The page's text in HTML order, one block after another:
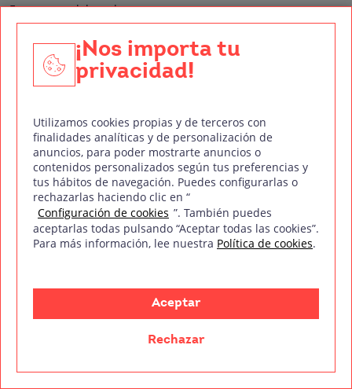
Empresas colaboradoras
Contacto
Canal ético
Formaciones
Doblaje
Diseño Gráfico
Edición y Postproducción de Vídeo
¡Nos importa tu
privacidad!
Utilizamos cookies propias y de terceros con
finalidades analíticas y de personalización de
anuncios, para poder mostrarte anuncios o
contenidos personalizados según tus preferencias y
tus hábitos de navegación. Puedes configurarlas o
rechazarlas haciendo clic en “
Configuración de cookies ”. También puedes
aceptarlas todas pulsando “Aceptar todas las cookies”.
Para más información, lee nuestra Política de cookies.
Aceptar
Rechazar